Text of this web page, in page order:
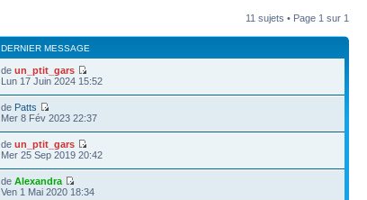
11 sujets • Page 1 sur 1
DERNIER MESSAGE
deun_ptit_gars
Lun 17 Juin 2024 15:52
de Patts
Mer 8 Fév 2023 22:37
deun_ptit_gars
Mer 25 Sep 2019 20:42
deAlexandra
Ven 1 Mai 2020 18:34